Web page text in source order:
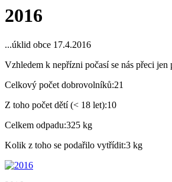
2016
...úklid obce 17.4.2016
Vzhledem k nepřízni počasí se nás přeci
Celkový počet dobrovolníků:21
Z toho počet dětí (< 18 let):10
Celkem odpadu:325 kg
Kolik z toho se podařilo vytřídit:3 kg